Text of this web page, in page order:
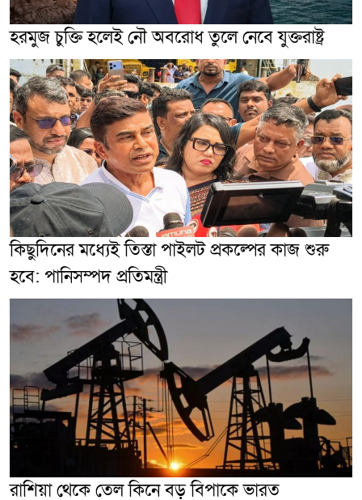
হরমুজ চুক্তি হলেই নৌ অবরোধ তুলে নেবে যুক্তরাষ্ট্র
কিছুদিনের মধ্যেই তিস্তা পাইলট প্রকল্পের কাজ শুরু
হবে: পানিসম্পদ প্রতিমন্ত্রী
রাশিয়া থেকে তেল কিনে বড় বিপাকে ভারত